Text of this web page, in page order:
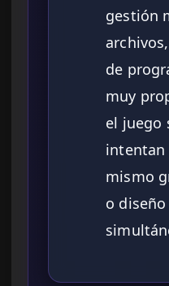
gestión
de
muy
el juego
intentan
mismo
o